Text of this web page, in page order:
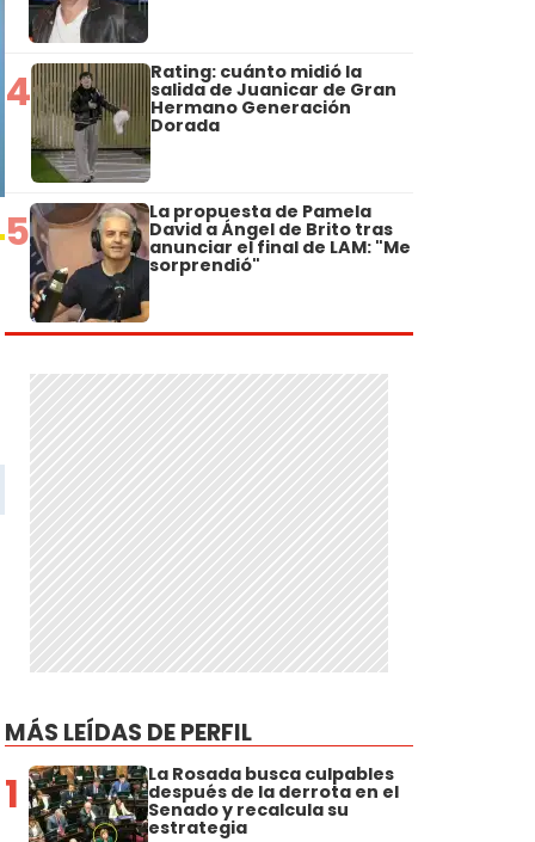
4 Rating: cuánto midió la
salida de Juanicar de Gran
Hermano Generación
Dorada
5 La propuesta de Pamela
David a Ángel de Brito tras
anunciar el final de LAM: "Me
sorprendió"
MÁS LEÍDAS DE PERFIL
1 La Rosada busca culpables
después de la derrota en el
Senado y recalcula su
estrategia